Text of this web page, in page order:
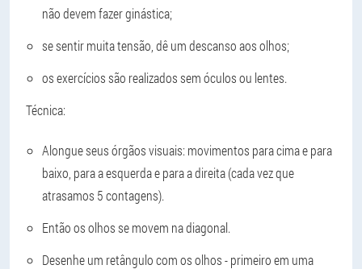
não devem fazer ginástica;
se sentir muita tensão, dê um descanso aos olhos;
os exercícios são realizados sem óculos ou lentes.
Técnica:
Alongue seus órgãos visuais: movimentos para cima e para
baixo, para a esquerda e para a direita (cada vez que
atrasamos 5 contagens).
Então os olhos se movem na diagonal.
Desenhe um retângulo com os olhos - primeiro em uma